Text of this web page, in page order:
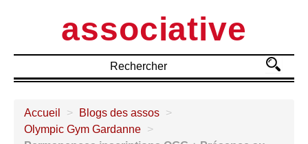
associative
Accueil > Blogs des assos >
Olympic Gym Gardanne >